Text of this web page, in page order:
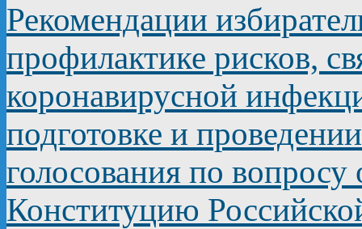
Рекомендации
профилактике рисков,
коронавирусной
подготовке и
голосования по
Конституцию